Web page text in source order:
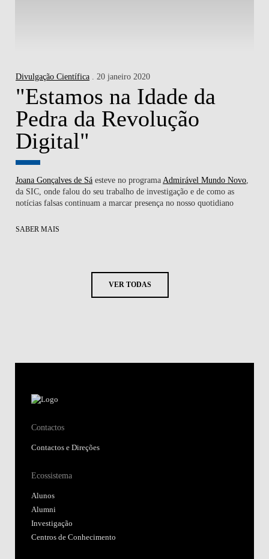
Divulgação Científica . 20 janeiro 2020
"Estamos na Idade da
Pedra da Revolução
Digital"
Joana Gonçalves de Sá esteve no programa Admirável Mundo Novo
da SIC, onde falou do seu trabalho de investigação e de como as
notícias falsas continuam a marcar presença no nosso quotidiano
SABER MAIS
VER TODAS
Contactos
Contactos e Direções
Ecossistema
Alunos
Alumni
Investigação
Centros de Conhecimento